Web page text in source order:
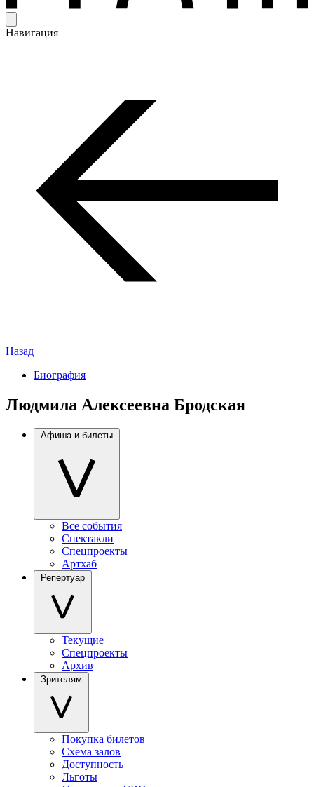
Навигация
Назад
Биография
Людмила Алексеевна Бродская
Афиша и билеты
Все события
Спектакли
Спецпроекты
Артхаб
Репертуар
Текущие
Спецпроекты
Архив
Зрителям
Покупка билетов
Схема залов
Доступность
Льготы